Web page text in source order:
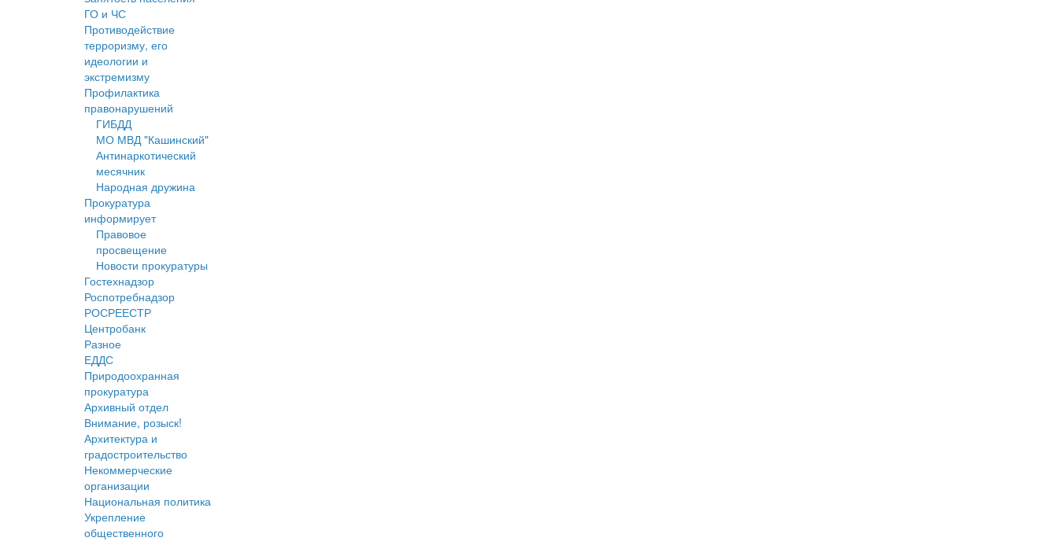
ГО и ЧС
Противодействие
терроризму, его
идеологии и
экстремизму
Профилактика
правонарушений
ГИБДД
МО МВД "Кашинский"
Антинаркотический
месячник
Народная дружина
Прокуратура
информирует
Правовое
просвещение
Новости прокуратуры
Гостехнадзор
Роспотребнадзор
РОСРЕЕСТР
Центробанк
Разное
ЕДДС
Природоохранная
прокуратура
Архивный отдел
Внимание, розыск!
Архитектура и
градостроительство
Некоммерческие
организации
Национальная политика
Укрепление
общественного